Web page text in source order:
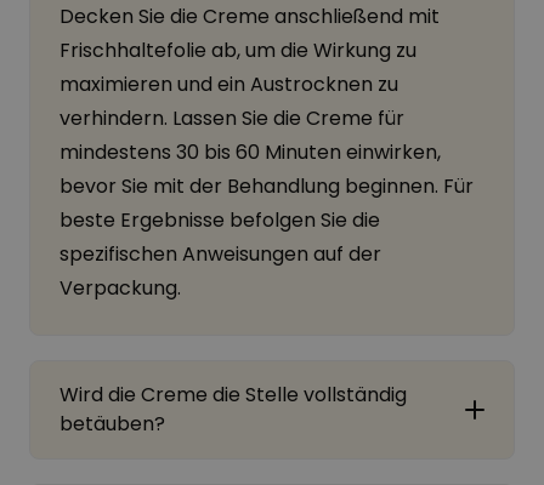
Decken Sie die Creme anschließend mit
Frischhaltefolie ab, um die Wirkung zu
maximieren und ein Austrocknen zu
verhindern. Lassen Sie die Creme für
mindestens 30 bis 60 Minuten einwirken,
bevor Sie mit der Behandlung beginnen. Für
beste Ergebnisse befolgen Sie die
spezifischen Anweisungen auf der
Verpackung.
Wird die Creme die Stelle vollständig
betäuben?